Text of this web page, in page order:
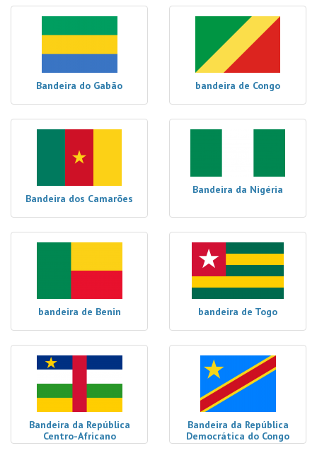
Bandeira do Gabão bandeira de Congo
Bandeira dos Camarões
Bandeira da Nigéria
bandeira de Benin bandeira de Togo
Bandeira da República
Centro-Africano
Bandeira da República
Democrática do Congo